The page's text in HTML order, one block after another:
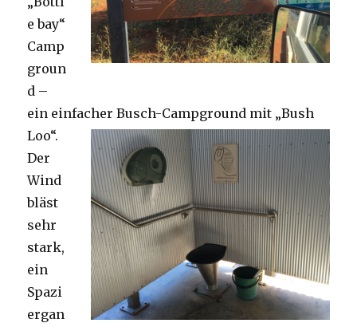
e bay“
Camp
groun
d –
ein einfacher Busch-Campground mit „Bush
Loo“.
Der
Wind
bläst
sehr
stark,
ein
Spazi
ergan